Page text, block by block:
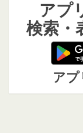
アプ
検索・
アプ